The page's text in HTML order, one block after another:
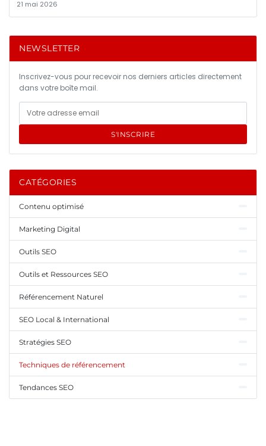
21 mai 2026
NEWSLETTER
Inscrivez-vous pour recevoir nos derniers articles directement
dans votre boîte mail.
S'INSCRIRE
CATÉGORIES
Contenu optimisé
Marketing Digital
Outils SEO
Outils et Ressources SEO
Référencement Naturel
SEO Local & International
Stratégies SEO
Techniques de référencement
Tendances SEO